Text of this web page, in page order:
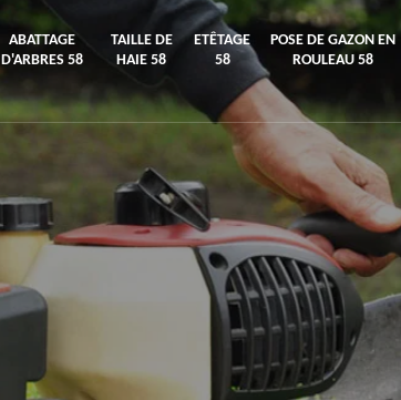
ABATTAGE
D'ARBRES 58
TAILLE DE
HAIE 58
ETÊTAGE
58
POSE DE GAZON EN
ROULEAU 58